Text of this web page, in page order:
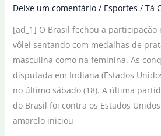
Deixe um comentário / Esportes / Tá
[ad_1] O Brasil fechou a participação
vôlei sentando com medalhas de
masculina como na feminina. As
disputada em Indiana (Estados
no último sábado (18). A última
do Brasil foi contra os Estados
amarelo iniciou